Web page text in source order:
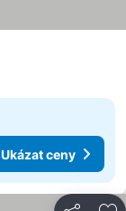
Ukázat ceny